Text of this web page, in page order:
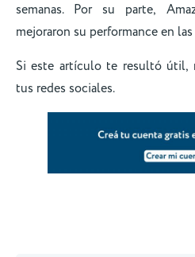
semanas. Por su parte,
mejoraron su performance en
Si este artículo te resultó útil,
tus redes sociales.